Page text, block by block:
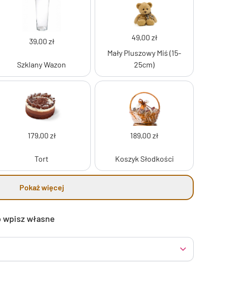
39,00 zł
Szklany Wazon
49,00 zł
Mały Pluszowy Miś (15-
25cm)
179,00 zł
Tort
189,00 zł
Koszyk Słodkości
Pokaż więcej
własne